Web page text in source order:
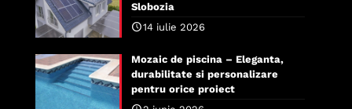
Slobozia
14 iulie 2026
Mozaic de piscina – Eleganta,
durabilitate si personalizare
pentru orice proiect